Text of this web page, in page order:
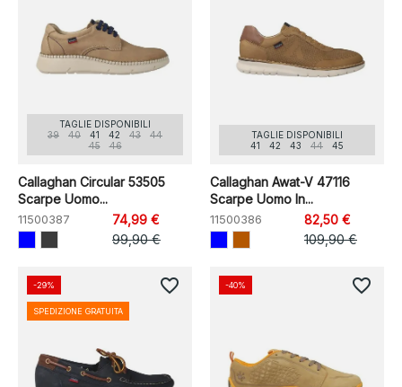
TAGLIE DISPONIBILI
39
40 41 42 43
44
45
46
Callaghan Circular 53505
Scarpe Uomo...
11500387
74,99 €
99,90 €
TAGLIE DISPONIBILI
41
42 43 44 45
Callaghan Awat-V 47116
Scarpe Uomo In...
11500386
82,50 €
109,90 €
-29%
SPEDIZIONE GRATUITA
favorite_border -40% favorite_border